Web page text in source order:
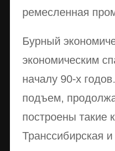
ремесленная
Бурный
экономическим
началу 90-х
подъем,
построены такие
Транссибирская